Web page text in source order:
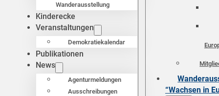
Wanderausstellung
Kinderecke
Veranstaltungen
Demokratiekalendar
Publikationen
News
Agenturmeldungen
Ausschreibungen
“Wachsen in